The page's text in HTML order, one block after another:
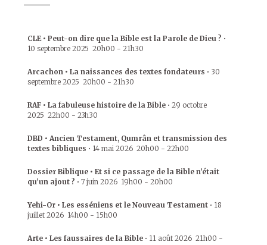
CLE • Peut-on dire que la Bible est la Parole de Dieu ? •
10 septembre 2025 20h00 - 21h30
Arcachon • La naissances des textes fondateurs • 30
septembre 2025 20h00 - 21h30
RAF • La fabuleuse histoire de la Bible • 29 octobre
2025 22h00 - 23h30
DBD • Ancien Testament, Qumrân et transmission des
textes bibliques • 14 mai 2026 20h00 - 22h00
Dossier Biblique • Et si ce passage de la Bible n’était
qu’un ajout ? • 7 juin 2026 19h00 - 20h00
Yehi-Or • Les esséniens et le Nouveau Testament • 18
juillet 2026 14h00 - 15h00
Arte • Les faussaires de la Bible • 11 août 2026 21h00 -